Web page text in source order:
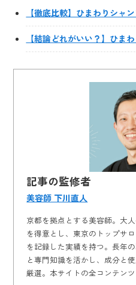
【徹底比較】ひまわりシャ
【結論どれがいい？】ひま
記事の監修者
美容師 下川直人
京都を拠点とする美容師。大
を得意とし、東京のトップサ
を記録した実績を持つ。長年
と専門知識を活かし、成分と
厳選。本サイトの全コンテンツ